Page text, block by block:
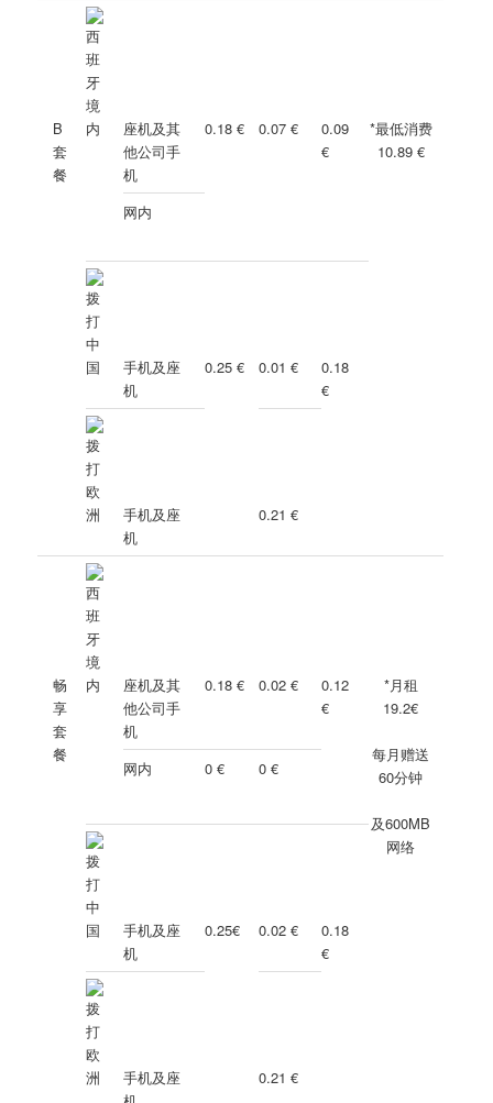
B
套
餐
座机及其
他公司手
机
0.18 € 0.07 €
0.09
€
*最低消费
10.89 €
网内
手机及座
机
0.25 € 0.01 €
0.18
€
手机及座
机
0.21 €
畅
享
套
餐
座机及其
他公司手
机
0.18 € 0.02 €
0.12
€
*月租
19.2€
每月赠送
60分钟
及600MB
网络
网内 0 € 0 €
手机及座
机
0.25€ 0.02 €
0.18
€
手机及座
0.21 €